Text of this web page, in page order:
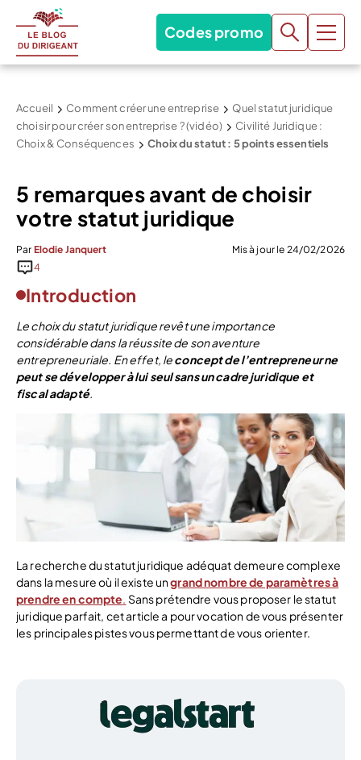
Codes promo
Accueil Comment créer une entreprise
Quel statut juridique
choisir pour créer son entreprise ? (vidéo)
Civilité Juridique :
Choix & Conséquences
Choix du statut : 5 points essentiels
5 remarques avant de choisir
votre statut juridique
Par Elodie Janquert
Mis à jour le 24/02/2026
4
Introduction
Le choix du statut juridique revêt une importance
considérable dans la réussite de son aventure
entrepreneuriale. En effet, leconcept de l’entrepreneur ne
peut se développer à lui seul sans un cadre juridique et
fiscal adapté.
La recherche du statut juridique adéquat demeure complexe
dans la mesure où il existe ungrand nombre de paramètres à
prendre en compte. Sans prétendre vous proposer le statut
juridique parfait, cet article a pour vocation de vous présenter
les principales pistes vous permettant de vous orienter.